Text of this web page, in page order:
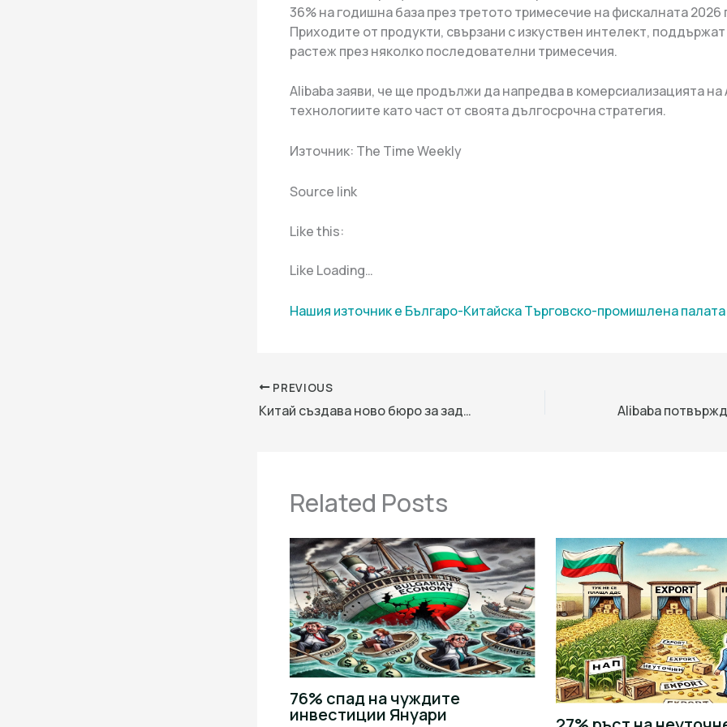
36% на годишна база през третото тримесечие на фискалната 2026
Приходите от продукти, свързани с изкуствен интелект,
растеж през няколко последователни тримесечия.
Alibaba заяви, че ще продължи да напредва в комерсиализацията на
технологиите като част от своята дългосрочна стратегия.
Източник: The Time Weekly
Source link
Like this:
Like Loading…
Нашия източник е Българо-Китайска Търговско-промишлена палaта
PREVIOUS
Китай създава ново бюро за задгранични държавни активи
Related Posts
76% спад на чуждите
инвестиции Януари